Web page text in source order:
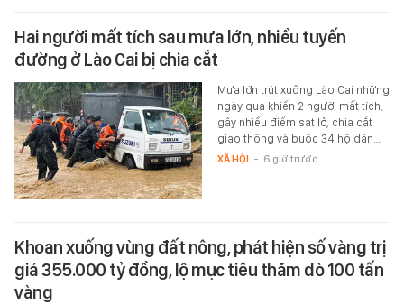
Hai người mất tích sau mưa lớn, nhiều tuyến
đường ở Lào Cai bị chia cắt
Mưa lớn trút xuống Lào Cai những
ngày qua khiến 2 người mất tích,
gây nhiều điểm sạt lở, chia cắt
giao thông và buộc 34 hộ dân…
XÃ HỘI - 6 giờ trước
Khoan xuống vùng đất nông, phát hiện số vàng trị
giá 355.000 tỷ đồng, lộ mục tiêu thăm dò 100 tấn
vàng